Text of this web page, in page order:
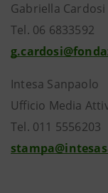
Gabriella Cardosi
Tel. 06 6833592
Intesa Sanpaolo
Ufficio Media
Tel. 011 5556203